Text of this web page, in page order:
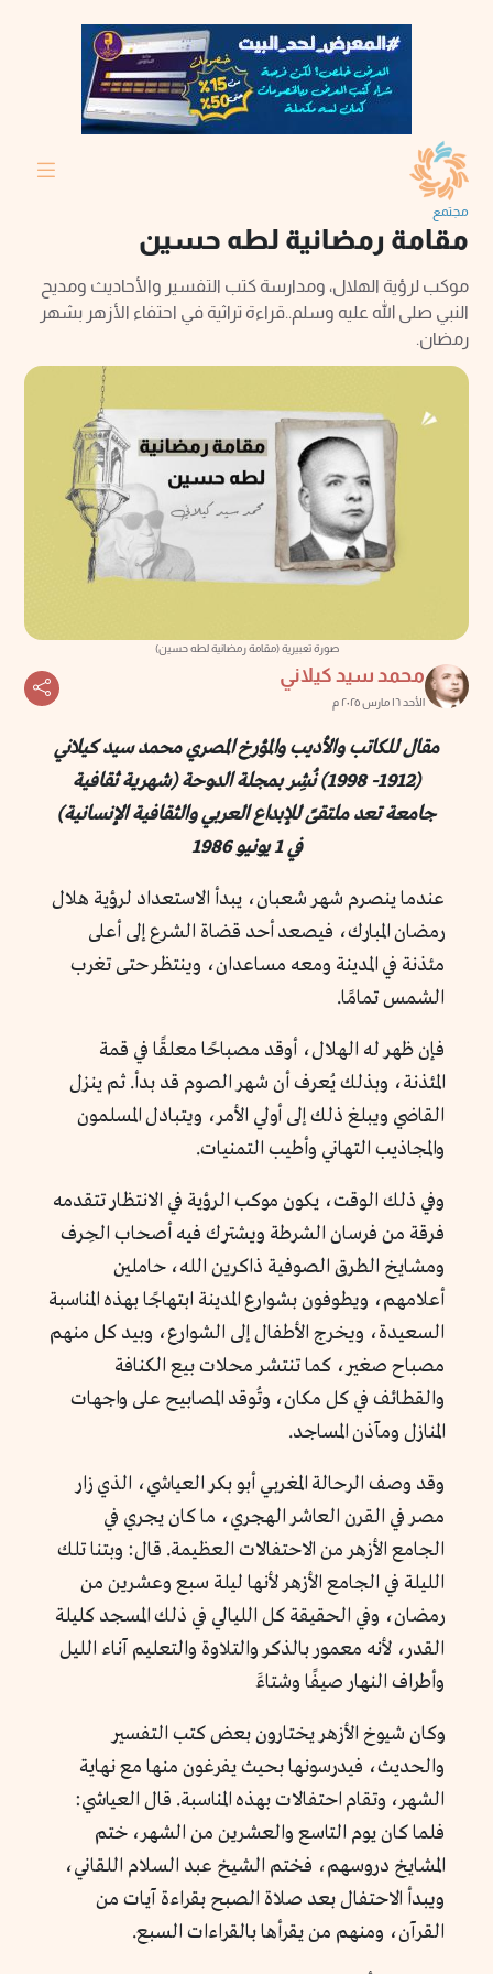
مجتمع
مقامة رمضانية لطه حسين
موكب لرؤية الهلال، ومدارسة كتب التفسير والأحاديث ومديح
النبي صلى الله عليه وسلم..قراءة تراثية في احتفاء الأزهر بشهر
رمضان.
صورة تعبيرية (مقامة رمضانية لطه حسين)
محمد سيد كيلاني
الأحد ١٦ مارس ٢٠٢٥ م
مقال للكاتب والأديب والمؤرخ المصري محمد سيد كيلاني
(1912- 1998) نُشِر بمجلة الدوحة (شهرية ثقافية
جامعة تعد ملتقىً للإبداع العربي والثقافية الإنسانية)
في 1 يونيو 1986
عندما ينصرم شهر شعبان، يبدأ الاستعداد لرؤية هلال
رمضان المبارك، فيصعد أحد قضاة الشرع إلى أعلى
مئذنة في المدينة ومعه مساعدان، وينتظر حتى تغرب
الشمس تمامًا.
فإن ظهر له الهلال، أوقد مصباحًا معلقًا في قمة
المئذنة، وبذلك يُعرف أن شهر الصوم قد بدأ. ثم ينزل
القاضي ويبلغ ذلك إلى أولي الأمر، ويتبادل المسلمون
والمجاذيب التهاني وأطيب التمنيات.
وفي ذلك الوقت، يكون موكب الرؤية في الانتظار تتقدمه
فرقة من فرسان الشرطة ويشترك فيه أصحاب الحِرف
ومشايخ الطرق الصوفية ذاكرين الله، حاملين
أعلامهم، ويطوفون بشوارع المدينة ابتهاجًا بهذه المناسبة
السعيدة، ويخرج الأطفال إلى الشوارع، وبيد كل منهم
مصباح صغير، كما تنتشر محلات بيع الكنافة
والقطائف في كل مكان، وتُوقد المصابيح على واجهات
المنازل ومآذن المساجد.
وقد وصف الرحالة المغربي أبو بكر العياشي، الذي زار
مصر في القرن العاشر الهجري، ما كان يجري في
الجامع الأزهر من الاحتفالات العظيمة. قال: وبتنا تلك
الليلة في الجامع الأزهر لأنها ليلة سبع وعشرين من
رمضان، وفي الحقيقة كل الليالي في ذلك المسجد كليلة
القدر، لأنه معمور بالذكر والتلاوة والتعليم آناء الليل
وأطراف النهار صيفًا وشتاءََ
وكان شيوخ الأزهر يختارون بعض كتب التفسير
والحديث، فيدرسونها بحيث يفرغون منها مع نهاية
الشهر، وتقام احتفالات بهذه المناسبة. قال العياشي:
فلما كان يوم التاسع والعشرين من الشهر، ختم
المشايخ دروسهم، فختم الشيخ عبد السلام اللقاني،
ويبدأ الاحتفال بعد صلاة الصبح بقراءة آيات من
القرآن، ومنهم من يقرأها بالقراءات السبع.